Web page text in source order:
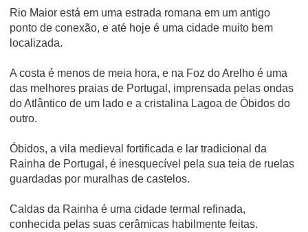
Rio Maior está em uma estrada romana em um antigo
ponto de conexão, e até hoje é uma cidade muito bem
localizada.
A costa é menos de meia hora, e na Foz do Arelho é uma
das melhores praias de Portugal, imprensada pelas ondas
do Atlântico de um lado e a cristalina Lagoa de Óbidos do
outro.
Óbidos, a vila medieval fortificada e lar tradicional da
Rainha de Portugal, é inesquecível pela sua teia de ruelas
guardadas por muralhas de castelos.
Caldas da Rainha é uma cidade termal refinada,
conhecida pelas suas cerâmicas habilmente feitas.